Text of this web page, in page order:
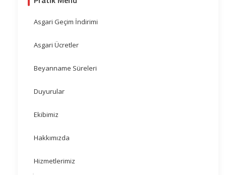
Asgari Geçim İndirimi
Asgari Ücretler
Beyanname Süreleri
Duyurular
Ekibimiz
Hakkımızda
Hizmetlerimiz